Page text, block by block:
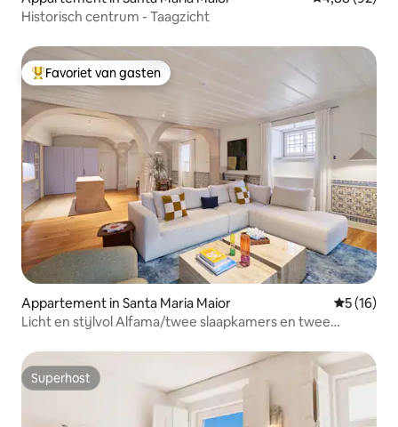
Historisch centrum - Taagzicht
Topfavoriet van gasten
Favoriet van gasten
Appartement in Santa Maria Maior
5 (16)
Licht en stijlvol Alfama/twee slaapkamers en twee
Superhost
Superhost